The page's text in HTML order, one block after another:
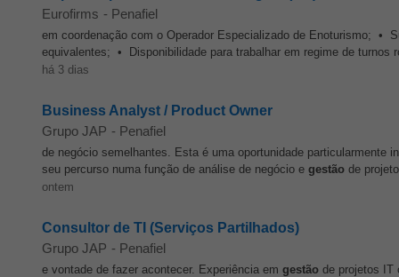
Eurofirms - Penafiel
em coordenação com o Operador Especializado de Enoturismo; •
equivalentes; • Disponibilidade para trabalhar em regime de
há 3 dias
Business Analyst / Product Owner
Grupo JAP - Penafiel
de negócio semelhantes. Esta é uma oportunidade particularmente
seu percurso numa função de análise de negócio e gestão de
ontem
Consultor de TI (Serviços Partilhados)
Grupo JAP - Penafiel
e vontade de fazer acontecer. Experiência em gestão de projetos IT